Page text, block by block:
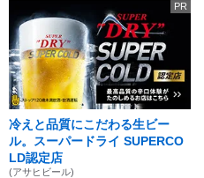
PR
冷えと品質にこだわる生ビー
ル。スーパードライ SUPERCO
LD認定店
(アサヒビール)